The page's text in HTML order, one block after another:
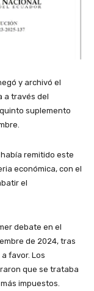
y archivó el
a través del
suplemento
remitido este
económica, con el
el
debate en el
de 2024, tras
favor. Los
que se trataba
impuestos.